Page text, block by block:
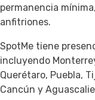
permanencia
anfitriones.
SpotMe tiene
incluyendo
Querétaro, Puebla,
Cancún y